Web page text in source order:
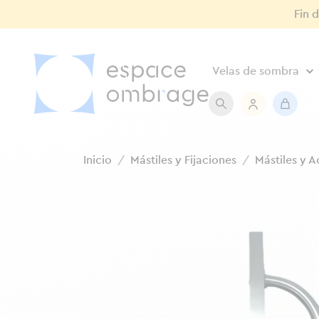
Fin
Velas de sombra
Inicio Mástiles y Fijaciones Mástiles y